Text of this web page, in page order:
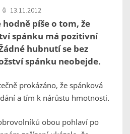
13.11.2012
píše o tom, že
spánku má pozitivní
hubnutí se bez
spánku neobejde.
prokázáno, že spánková
a tím k nárůstu hmotnosti.
obou pohlaví po